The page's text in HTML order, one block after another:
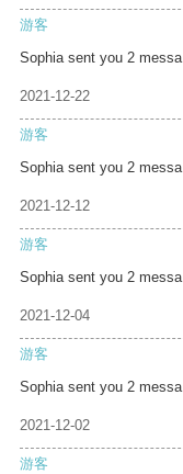
游客
Sophia sent you 2 messa
2021-12-22
游客
Sophia sent you 2 messa
2021-12-12
游客
Sophia sent you 2 messa
2021-12-04
游客
Sophia sent you 2 messa
2021-12-02
游客